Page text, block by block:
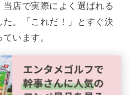
店で実際によく選ばれる
た。「これだ！」とすぐ決
います。